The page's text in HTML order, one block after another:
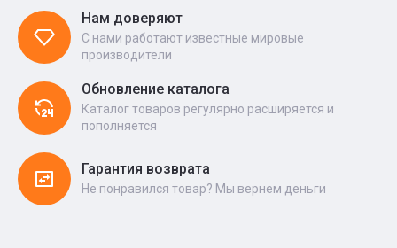
Нам доверяют
С нами работают известные мировые
производители
Обновление каталога
Каталог товаров регулярно расширяется и
пополняется
Гарантия возврата
Не понравился товар? Мы вернем деньги